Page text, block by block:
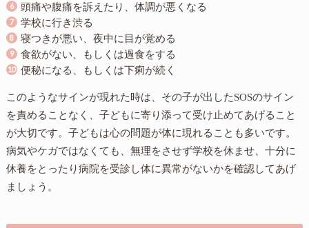
頭痛や腹痛を訴えたり、体調が悪くなる
学校に行き渋る
寝つきが悪い、夜中に目が覚める
食欲がない、もしくは過食をする
便秘になる、もしくは下痢が続く
このようなサインが現れた時は、その子が出したSOSのサイン
を責めることなく、子どもに寄り添って受け止めてあげること
が大切です。子どもは心の問題が体に現れることも多いです。
病気やケガではなくても、無理をさせず学校を休ませ、十分に
休養をとったり病院を受診し体に異常がないかを確認してあげ
ましょう。